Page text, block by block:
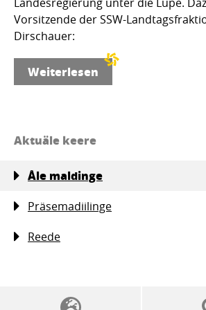
Vorsitzende der SSW-
Dirschauer:
Weiterlesen
Aktuäle keere
Åle maldinge
Präsemadiilinge
Reede